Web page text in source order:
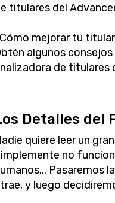
titulares del
mejorar tu
algunos
de titulares
Detalles del
quiere leer un
no
Pasaremos
y luego